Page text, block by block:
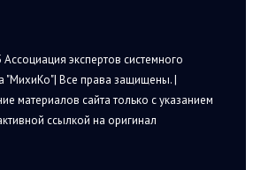
экспертов системного
"МихиКо"| Все права защищены. |
материалов сайта только с указанием
ссылкой на оригинал